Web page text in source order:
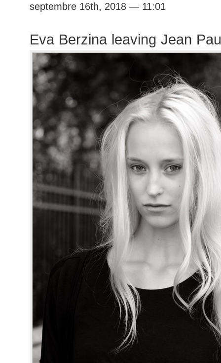
septembre 16th, 2018 — 11:01
Eva Berzina leaving Jean